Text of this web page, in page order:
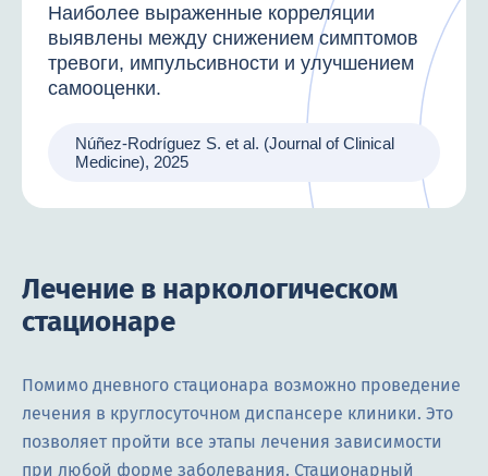
Наиболее выраженные корреляции
выявлены между снижением симптомов
тревоги, импульсивности и улучшением
самооценки.
Núñez-Rodríguez S. et al. (Journal of Clinical
Medicine), 2025
Лечение в наркологическом
стационаре
Помимо дневного стационара возможно проведение
лечения в круглосуточном диспансере клиники. Это
позволяет пройти все этапы лечения зависимости
при любой форме заболевания. Стационарный